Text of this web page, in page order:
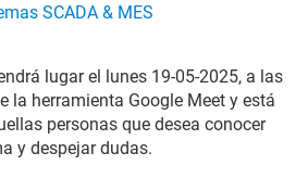
SCADA & MES
lugar el lunes 19-05-2025, a las
la herramienta Google Meet y está
personas que desea conocer
y despejar dudas.